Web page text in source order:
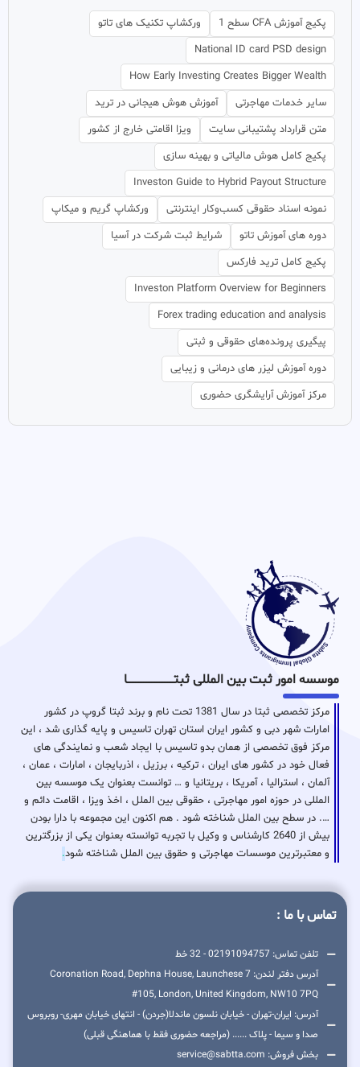
پکیج آموزش CFA سطح 1
ورکشاپ تکنیک های تاتو
National ID card PSD design
How Early Investing Creates Bigger Wealth
سایر خدمات مهاجرتی
آموزش هوش هیجانی در ترید
متن قرارداد پشتیبانی سایت
ویزا اقامتی خارج از کشور
پکیج کامل هوش مالیاتی و بهینه سازی
Investon Guide to Hybrid Payout Structure
نمونه اسناد حقوقی کسب‌وکار اینترنتی
ورکشاپ گریم و میکاپ
دوره های آموزش تاتو
شرایط ثبت شرکت در آسیا
پکیج کامل ترید فارکس
Investon Platform Overview for Beginners
Forex trading education and analysis
پیگیری پرونده‌های حقوقی و ثبتی
دوره آموزش لیزر های درمانی و زیبایی
مرکز آموزش آرایشگری حضوری
موسسه امور ثبت بین المللی ثبتـــــــــــــــــــــــــــــا
مرکز تخصصی ثبتا در سال 1381 تحت نام و برند ثبتا گروپ در کشور
امارات شهر دبی و کشور ایران استان تهران تاسیس و پایه گذاری شد ، این
مرکز فوق تخصصی از همان بدو تاسیس با ایجاد شعب و نمایندگی های
فعال خود در کشور های ایران ، ترکیه ، برزیل ، اذربایجان ، امارات ، عمان ،
آلمان ، استرالیا ، آمریکا ، بریتانیا و … توانست بعنوان یک موسسه بین
المللی در حوزه امور مهاجرتی ، حقوقی بین الملل ، اخذ ویزا ، اقامت دائم و
…. در سطح بین الملل شناخته شود . هم اکنون این مجموعه با دارا بودن
بیش از 2640 کارشناس و وکیل با تجربه توانسته بعنوان یکی از بزرگترین
و معتبرترین موسسات مهاجرتی و حقوق بین الملل شناخته شود.
تماس با ما :
تلفن تماس: 02191094757 - 32 خط
آدرس دفتر لندن: 7 Coronation Road, Dephna House, Launchese
#105, London, United Kingdom, NW10 7PQ
آدرس: ایران-تهران - خیابان نلسون ماندلا(جردن) - انتهای خیابان مهری- روبروس
صدا و سیما - پلاک ...... (مراجعه حضوری فقط با هماهنگی قبلی)
بخش فروش: service@sabtta.com